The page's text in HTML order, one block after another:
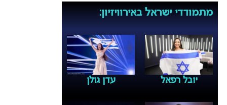
מתמודדי ישראל באירוויזיון:
יובל רפאל עדן גולן